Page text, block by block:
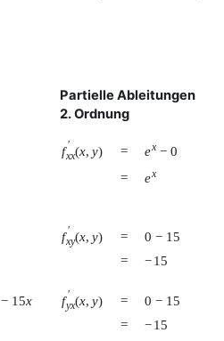
Partielle Ableitungen
2. Ordnung
f ′
xx(x, y) = ex − 0
=
ex
f ′
xy(x, y) = 0 − 15
=
−15
− 15x
f ′
yx(x, y) = 0 − 15
=
−15